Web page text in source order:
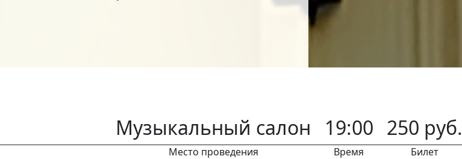
Музыкальный салон
Место проведения
19:00
Время
250 руб.
Билет